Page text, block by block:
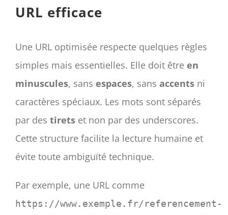
URL efficace
Une URL optimisée respecte quelques règles
simples mais essentielles. Elle doit être en
minuscules, sans espaces, sans accentsni
caractères spéciaux. Les mots sont séparés
par des tiretset non par des underscores.
Cette structure facilite la lecture humaine et
évite toute ambiguïté technique.
Par exemple, une URL comme
https://www.exemple.fr/referencement-